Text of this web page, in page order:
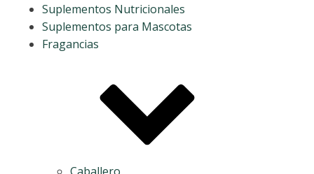
Suplementos Nutricionales
Suplementos para Mascotas
Fragancias